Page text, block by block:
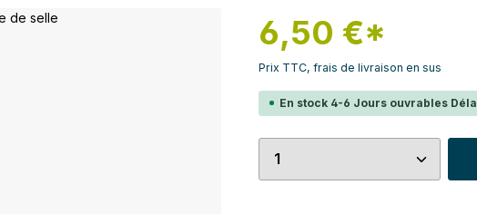
6,50 €*
Prix TTC, frais de livraison en sus
En stock 4-6 Jours ouvrables
Quantité de